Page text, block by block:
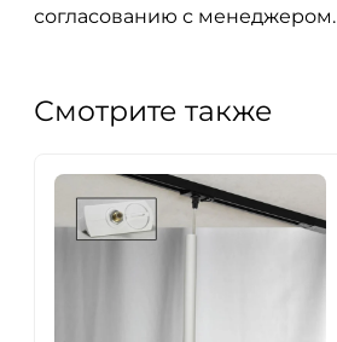
согласованию с менеджером.
Смотрите также